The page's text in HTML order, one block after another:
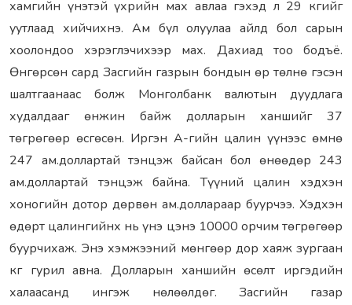
хамгийн үнэтэй үхрийн мах авлаа гэхэд л 29 кгийг
уутлаад хийчихнэ. Ам бүл олуулаа айлд бол сарын
хоолондоо хэрэглэчихээр мах. Дахиад тоо бодъё.
Өнгөрсөн сард Засгийн газрын бондын өр төлнө гэсэн
шалтгаанаас болж Монголбанк валютын дуудлага
худалдааг өнжин байж долларын ханшийг 37
төгрөгөөр өсгөсөн. Иргэн А-гийн цалин үүнээс өмнө
247 ам.доллартай тэнцэж байсан бол өнөөдөр 243
ам.доллартай тэнцэж байна. Түүний цалин хэдхэн
хоногийн дотор дөрвөн ам.доллараар буурчээ. Хэдхэн
өдөрт цалингийнх нь үнэ цэнэ 10000 орчим төгрөгөөр
буурчихаж. Энэ хэмжээний мөнгөөр дор хаяж зургаан
кг гурил авна. Долларын ханшийн өсөлт иргэдийн
халаасанд ингэж нөлөөлдөг. Засгийн газар